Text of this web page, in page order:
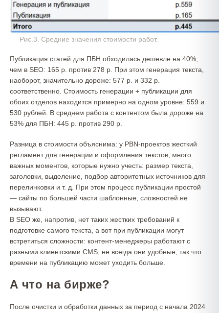
Рис.3. Средние значения стоимости работ.
Публикация статей для ПБН обходилась дешевле на 40%,
чем в SEO: 165 р. против 278 р. При этом генерация текста,
наоборот, значительно дороже: 577 р. и 332 р.
соответственно. Стоимость генерации + публикации для
обоих отделов находится примерно на одном уровне: 559 и
530 рублей. В среднем работа с контентом была дороже на
53% для ПБН: 445 р. против 290 р.
Разница в стоимости объяснима: у PBN-проектов жесткий
регламент для генерации и оформления текстов, много
важных моментов, которые нужно учесть: размер текста,
заголовки, выделение, подбор авторитетных источников для
перелинковки и т. д. При этом процесс публикации простой
— сайты по большей части шаблонные, сложностей не
вызывают.
В SEO же, напротив, нет таких жестких требований к
подготовке самого текста, а вот при публикации могут
встретиться сложности: контент-менеджеры работают с
разными клиентскими CMS, не всегда они удобные, так что
времени на публикацию может уходить больше.
А что на бирже?
После очистки и обработки данных за период с начала 2024